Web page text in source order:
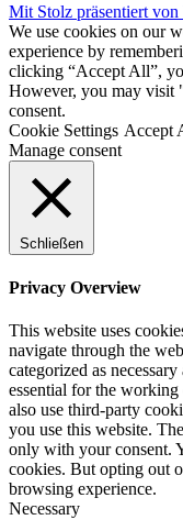
Mit Stolz präsentiert von
We use cookies on our
experience by
clicking “Accept All”,
However, you may visit
consent.
Cookie Settings Accept
Manage consent
Schließen
Privacy Overview
This website uses
navigate through the
categorized as
essential for the
also use third-party
you use this website.
only with your consent.
cookies. But opting out
browsing experience.
Necessary